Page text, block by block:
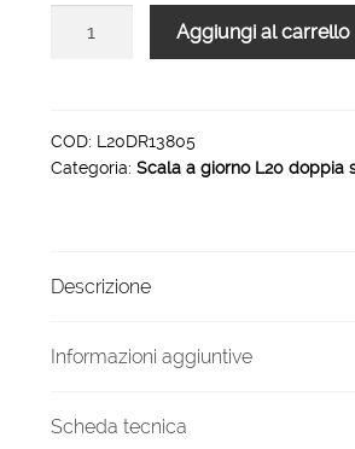
ringhiera
R13
1000
quantità
Aggiungi al carrello
COD: L20DR13805
Categoria: Scala a giorno L20 doppia
Descrizione
Informazioni aggiuntive
Scheda tecnica